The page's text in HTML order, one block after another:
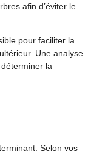
afin d’éviter le
pour faciliter la
Une analyse
la
Selon vos